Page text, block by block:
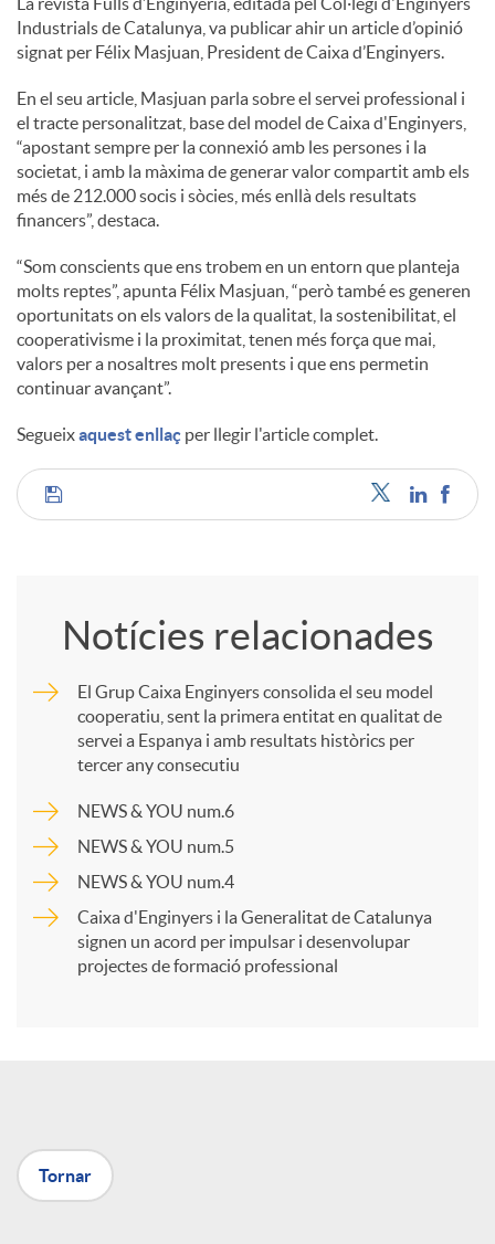
c
o
n
t
i
n
g
s
Industrials de Catalunya, va publicar ahir un article d’opinió
signat per Félix Masjuan, President de Caixa d’Enginyers.
En el seu article, Masjuan parla sobre el servei professional i
el tracte personalitzat, base del model de Caixa d'Enginyers,
“apostant sempre per la connexió amb les persones i la
societat, i amb la màxima de generar valor compartit amb els
més de 212.000 socis i sòcies, més enllà dels resultats
financers”, destaca.
“Som conscients que ens trobem en un entorn que planteja
molts reptes”, apunta Félix Masjuan, “però també es generen
oportunitats on els valors de la qualitat, la sostenibilitat, el
cooperativisme i la proximitat, tenen més força que mai,
valors per a nosaltres molt presents i que ens permetin
continuar avançant”.
Segueixaquest enllaç per llegir l'article complet.
C
a
r
a
Notícies relacionades
El Grup Caixa Enginyers consolida el seu model
cooperatiu, sent la primera entitat en qualitat de
servei a Espanya i amb resultats històrics per
tercer any consecutiu
NEWS & YOU num.6
NEWS & YOU num.5
NEWS & YOU num.4
Caixa d'Enginyers i la Generalitat de Catalunya
signen un acord per impulsar i desenvolupar
projectes de formació professional
Tornar